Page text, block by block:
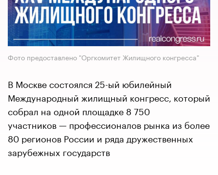
Фото предоставлено "Оргкомитет Жилищного конгресса"
В Москве состоялся 25-ый юбилейный
Международный жилищный конгресс, который
собрал на одной площадке 8 750
участников — профессионалов рынка из более
80 регионов России и ряда дружественных
зарубежных государств